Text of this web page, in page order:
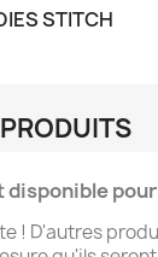
STITCH
disponible
! D'autres